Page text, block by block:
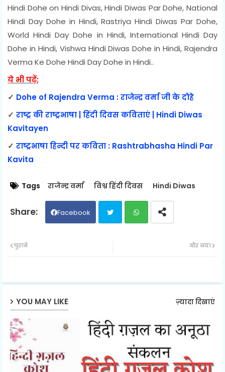
Hindi Dohe on Hindi Divas, Hindi Diwas Par Dohe, National
Hindi Day Dohe in Hindi, Rastriya Hindi Diwas Par Dohe,
World Hindi Day Dohe in Hindi, International Hindi Day
Dohe in Hindi, Vishwa Hindi Diwas Dohe in Hindi, Rajendra
Verma Ke Dohe Hindi Day Dohe in Hindi..
ये भी पढ़ें;
✓ Dohe of Rajendra Verma : राजेन्द्र वर्मा जी के दोहे
✓ राष्ट्र की राष्ट्रभाषा | हिंदी दिवस कविताएं | Hindi Diwas
Kavitayen
✓ राष्ट्रभाषा हिन्दी पर कविता : Rashtrabhasha Hindi Par
Kavita
Tags राजेन्द्र वर्मा विश्व हिंदी दिवस Hindi Diwas
Facebook
ap
और नया
पुराने
YOU MAY LIKE ज़्यादा दिखाएं